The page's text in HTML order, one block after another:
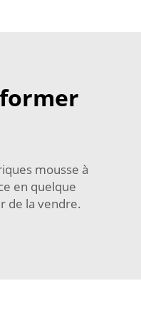
mousse à
en quelque
de la vendre.